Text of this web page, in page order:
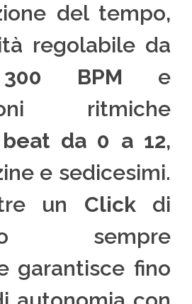
del tempo,
regolabile da
BPM e
ritmiche
beat da 0 a 12,
e sedicesimi.
un Click di
sempre
garantisce fino